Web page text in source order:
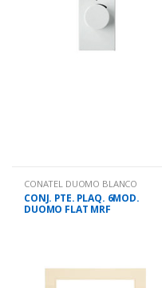
CONATEL DUOMO BLANCO
CONJ. PTE. PLAQ. 6MOD.
DUOMO FLAT MRF